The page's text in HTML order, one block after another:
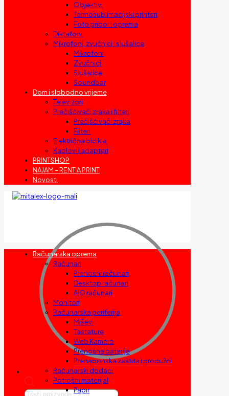
Objektivi
Termosublimacijski printeri
Foto pribor i oprema
Diktafoni
Mikrofoni, zvučnici i slušalice
Mikrofoni
Zvučnici
Slušalice
Soundbar
Dom i slobodno vrijeme
Televizori
Prečišćivači zraka i filteri
Prečišćivači zraka
Filteri
Električna bicikla
Kablovi i adapteri
PRINTSHOP
NAJAM – RENT A PRINT
Novosti
Products
Računarska oprema
Računari
Prenosni računari
Desktop računari
AIO računari
Monitori
Računarska periferija
Miševi
Tastature
Web Kamere
Prenosne baterije
Prenaponska zaštita i produžni
Računarski dodaci
Potrošni materijal
Papir